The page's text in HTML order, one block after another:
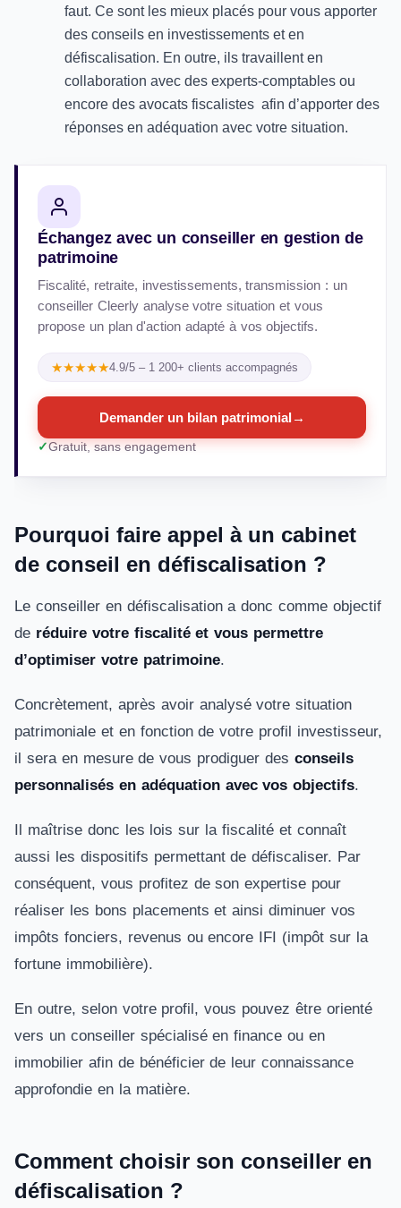
faut. Ce sont les mieux placés pour vous apporter
des conseils en investissements et en
défiscalisation. En outre, ils travaillent en
collaboration avec des experts-comptables ou
encore des avocats fiscalistes afin d’apporter des
réponses en adéquation avec votre situation.
Échangez avec un conseiller en gestion de
patrimoine
Fiscalité, retraite, investissements, transmission : un
conseiller Cleerly analyse votre situation et vous
propose un plan d'action adapté à vos objectifs.
★★★★★4.9/5 – 1 200+ clients accompagnés
Demander un bilan patrimonial →
Gratuit, sans engagement
Pourquoi faire appel à un cabinet
de conseil en défiscalisation ?
Le conseiller en défiscalisation a donc comme objectif
de réduire votre fiscalité et vous permettre
d’optimiser votre patrimoine.
Concrètement, après avoir analysé votre situation
patrimoniale et en fonction de votre profil investisseur,
il sera en mesure de vous prodiguer des conseils
personnalisés en adéquation avec vos objectifs.
Il maîtrise donc les lois sur la fiscalité et connaît
aussi les dispositifs permettant de défiscaliser. Par
conséquent, vous profitez de son expertise pour
réaliser les bons placements et ainsi diminuer vos
impôts fonciers, revenus ou encore IFI (impôt sur la
fortune immobilière).
En outre, selon votre profil, vous pouvez être orienté
vers un conseiller spécialisé en finance ou en
immobilier afin de bénéficier de leur connaissance
approfondie en la matière.
Comment choisir son conseiller en
défiscalisation ?